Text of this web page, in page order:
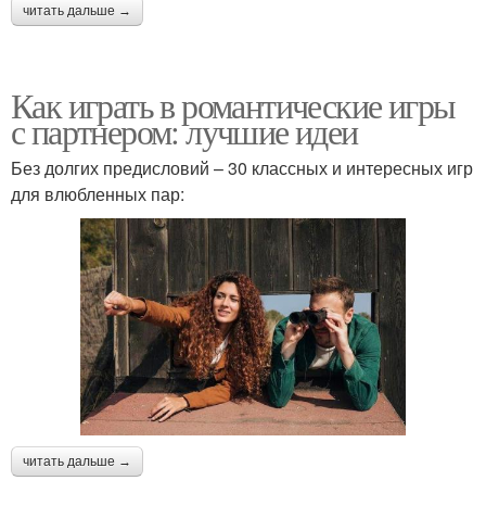
читать дальше →
Как играть в романтические игры
с партнером: лучшие идеи
Без долгих предисловий – 30 классных и интересных игр
для влюбленных пар:
читать дальше →